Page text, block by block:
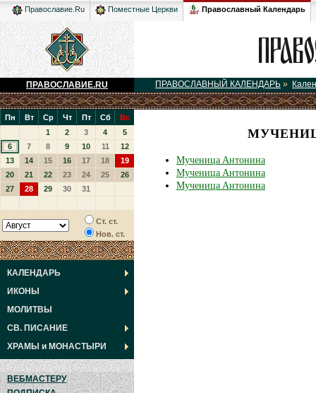
Православие.Ru Поместные Церкви Православный Календарь
ПРАВОСЛАВИЕ.RU ПРАВОСЛАВНЫЙ КАЛЕНДАРЬ »
Пн Вт Ср Чт Пт Сб
Вс
1
2 3 4
5
6
7 8 9 10 11
12
13
14 15 16 17 18
19
20
21 22 23 24 25
26
27
28 29 30 31
Ст. ст.
Нов. ст.
КАЛЕНДАРЬ
ИКОНЫ
МОЛИТВЫ
СВ. ПИСАНИЕ
ХРАМЫ и МОНАСТЫРИ
ВЕБМАСТЕРУ
Мученица Антонина
Мученица Антонина
Мученица Антонина